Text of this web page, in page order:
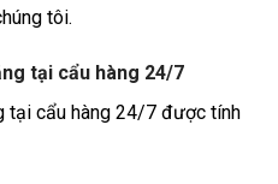
tôi.
tại cẩu hàng 24/7
tại cẩu hàng 24/7 được tính